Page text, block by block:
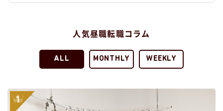
人気昼職転職コラム
ALL MONTHLY WEEKLY